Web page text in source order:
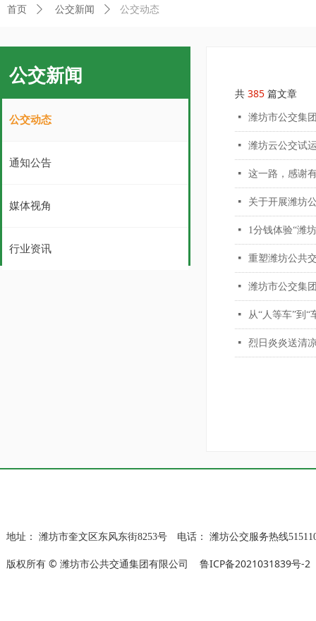
首页 ꄲ 公交新闻 ꄲ 公交动态
公交新闻
公交动态
通知公告
媒体视角
行业资讯
共 385 篇文章
넷 潍坊市公交集
넷 潍坊云公交试
넷 这一路，感谢
넷 关于开展潍坊
넷 1分钱体验“潍
넷 重塑潍坊公共
넷 潍坊市公交集
넷 从“人等车”到
넷 烈日炎炎送清
地址： 潍坊市奎文区东风东街8253号 电话： 潍坊公交服务热线
版权所有 © 潍坊市公共交通集团有限公司 鲁ICP备2021031839号-2